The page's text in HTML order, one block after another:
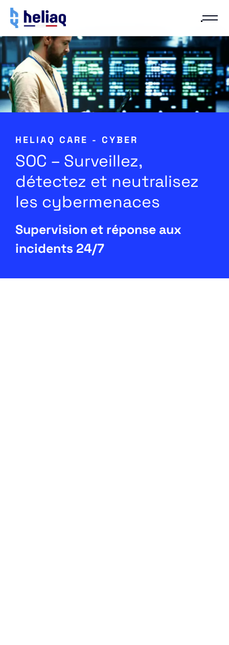
HELIAQ CARE - CYBER
SOC – Surveillez,
détectez et neutralisez
les cybermenaces
Supervision et réponse aux
incidents 24/7